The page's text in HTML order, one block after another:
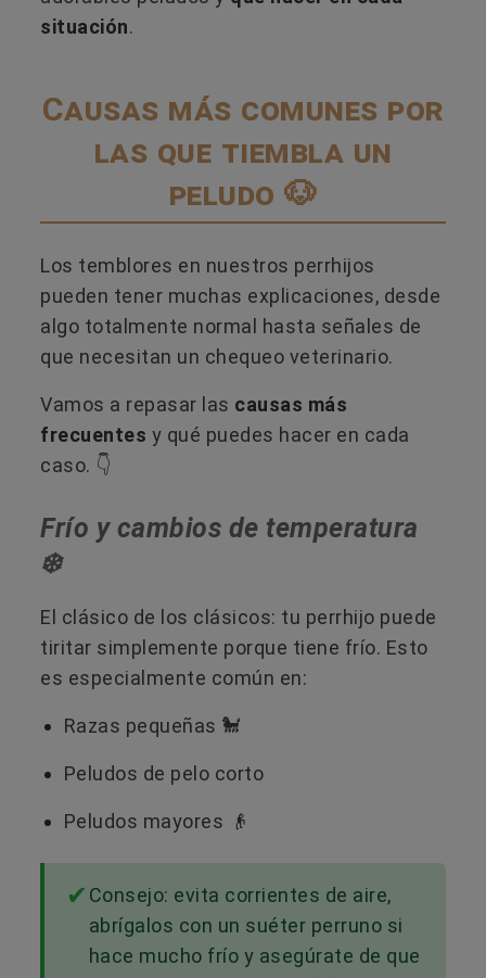
situación.
Causas más comunes por
las que tiembla un
peludo 🐶
Los temblores en nuestros perrhijos
pueden tener muchas explicaciones, desde
algo totalmente normal hasta señales de
que necesitan un chequeo veterinario.
Vamos a repasar las causas más
frecuentes y qué puedes hacer en cada
caso. 👇
Frío y cambios de temperatura
❄️
El clásico de los clásicos: tu perrhijo puede
tiritar simplemente porque tiene frío. Esto
es especialmente común en:
Razas pequeñas 🐩
Peludos de pelo corto
Peludos mayores 👴
Consejo: evita corrientes de aire,
abrígalos con un suéter perruno si
hace mucho frío y asegúrate de que